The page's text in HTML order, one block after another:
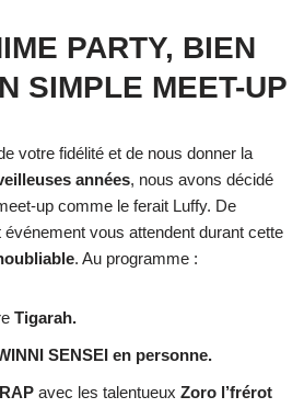
PARTY, BIEN
SIMPLE MEET-UP
votre fidélité et de nous donner la
années, nous avons décidé
up comme le ferait Luffy. De
vous attendent durant cette
. Au programme :
Tigarah.
SENSEI en personne.
avec les talentueux Zoro l’frérot